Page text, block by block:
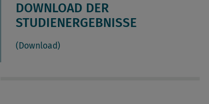
DOWNLOAD DER
STUDIENERGEBNISSE
(Download)